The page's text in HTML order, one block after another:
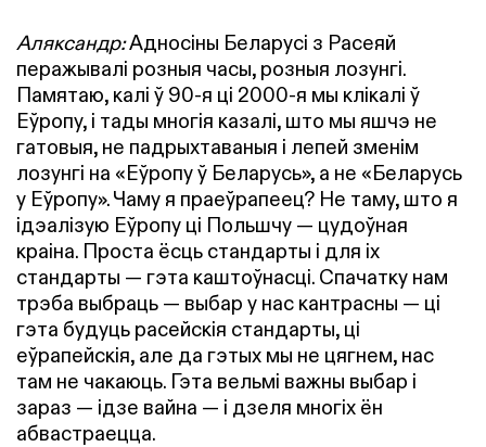
Аляксандр:Адносіны Беларусі з Расеяй
перажывалі розныя часы, розныя лозунгі.
Памятаю, калі ў 90-я ці 2000-я мы клікалі ў
Еўропу, і тады многія казалі, што мы яшчэ не
гатовыя, не падрыхтаваныя і лепей зменім
лозунгі на «Еўропу ў Беларусь», а не «Беларусь
у Еўропу». Чаму я праеўрапеец? Не таму, што я
ідэалізую Еўропу ці Польшчу — цудоўная
краіна. Проста ёсць стандарты і для іх
стандарты — гэта каштоўнасці. Спачатку нам
трэба выбраць — выбар у нас кантрасны — ці
гэта будуць расейскія стандарты, ці
еўрапейскія, але да гэтых мы не цягнем, нас
там не чакаюць. Гэта вельмі важны выбар і
зараз — ідзе вайна — і дзеля многіх ён
абвастраецца.